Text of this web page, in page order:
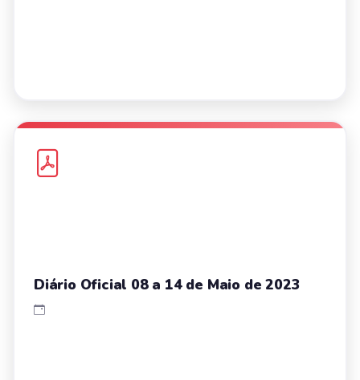
Diário Oficial 08 a 14 de Maio de 2023